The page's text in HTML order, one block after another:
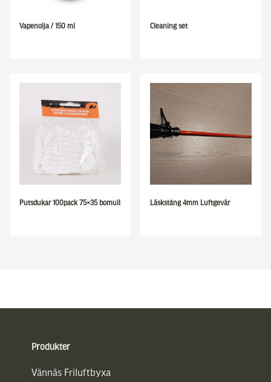
Vapenolja / 150 ml Cleaning set
Putsdukar 100pack 75×35 bomull Läskstång 4mm Luftgevär
Produkter
Vännäs Friluftbyxa